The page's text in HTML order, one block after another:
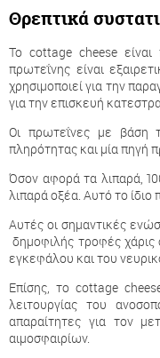
Θρεπτικά
Το cottage cheese
πρωτεΐνης είναι
χρησιμοποιεί για την
για την επισκευή
Οι πρωτεΐνες με βάση
πληρότητας και μία πηγή
Όσον αφορά τα λιπαρά,
λιπαρά οξέα. Αυτό το
Αυτές οι σημαντικές
δημοφιλής τροφές χάρις
εγκεφάλου και του
Επίσης, το cottage
λειτουργίας του
απαραίτητες για τον
αιμοσφαιρίων.